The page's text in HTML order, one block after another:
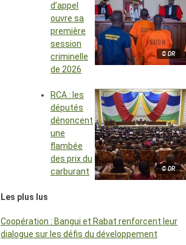
© DR
d’appel
ouvre sa
première
session
criminelle
de 2026
© DR
RCA : les
députés
dénoncent
une
flambée
des prix du
carburant
Les plus lus
Coopération : Bangui et Rabat renforcent leur
dialogue sur les défis du développement